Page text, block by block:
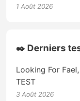
1 Août 2026
✒️ Derniers
Looking For
TEST
3 Août 2026